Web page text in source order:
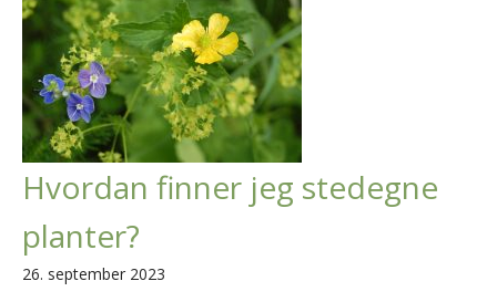
Hvordan finner jeg stedegne
planter?
26. september 2023